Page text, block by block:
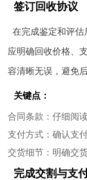
签订回收协议
在完成鉴定和评估
应明确回收价格、
容清晰无误，避免
关键点：
合同条款 ：仔细阅
支付方式 ：确认支
交货细节 ：明确交
完成交割与支